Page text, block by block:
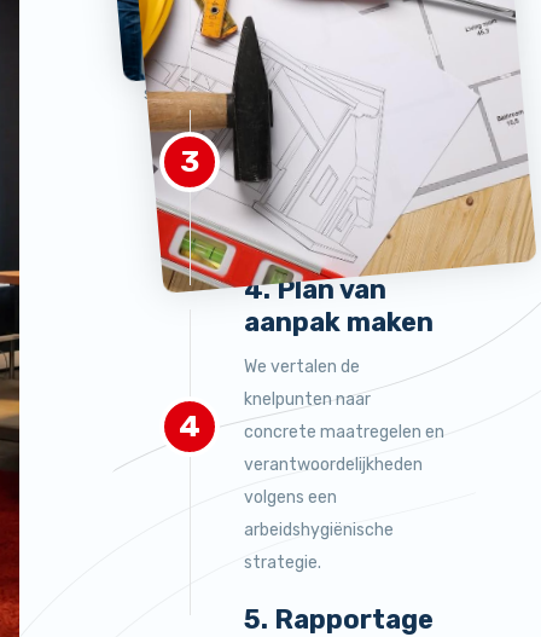
aan de wetgeving en de
veiligheid en gezondheid
van de werknemers
serieus neemt.
kunnen optreden.
3
3. Evaluatie
We beoordelen de risico’s
en stellen vast waar de
belangrijkste arbo
knelpunten liggen.
4
4. Plan van
aanpak maken
We vertalen de
knelpunten naar
concrete maatregelen en
verantwoordelijkheden
volgens een
arbeidshygiënische
strategie.
5. Rapportage